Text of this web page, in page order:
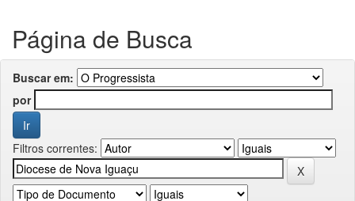
Página de Busca
Buscar em:
por
Filtros correntes: